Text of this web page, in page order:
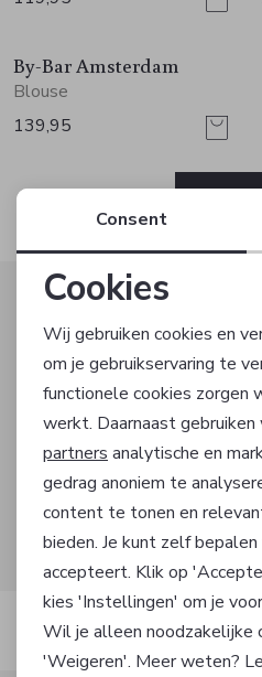
Schoenen
Shirts en tops
Truien en vesten
T-shirts en polos
Truien en vesten
Sokken
Tassen
By-Bar Amsterdam
Blouse
139,95
Altijd als eerste op de
Schrijf je in voor onze
gelijk €5,- korting!
Hoe we met je data
privacyverklaring.
Automatisch
Personalisatie cookies
Analytische cookies
Marketing cookies
Consent
Cookies
Wij gebruiken cookies en
om je gebruikservaring te
functionele cookies zorgen
werkt. Daarnaast
partners analytische en
gedrag anoniem te
content te tonen en
bieden. Je kunt zelf
accepteert. Klik op
kies 'Instellingen' om je
Wil je alleen noodzakelijke
'Weigeren'. Meer weten?